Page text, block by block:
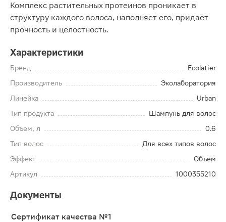
Комплекс растительных протеинов проникает в
структуру каждого волоса, наполняет его, придаёт
прочность и целостность.
Характеристики
Бренд
Ecolatier
Производитель
Эколаборатория
Линейка
Urban
Тип продукта
Шампунь для волос
Объем, л
0.6
Тип волос
Для всех типов волос
Эффект
Объем
Артикул
1000355210
Документы
Сертификат качества №1